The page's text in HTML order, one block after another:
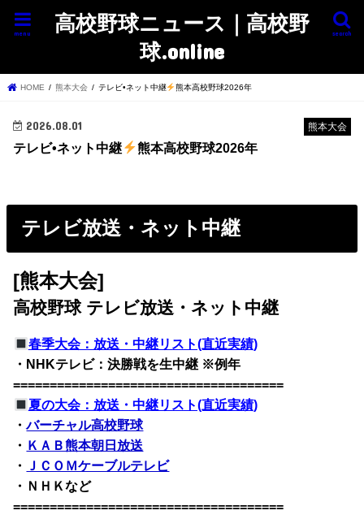
高校野球ニュース｜高校野
球.online
search
menu
HOME 熊本大会 テレビ•ネット中継 熊本高校野球2026年
熊本大会
2026.08.01
テレビ•ネット中継 熊本高校野球2026年
テレビ放送・ネット中継
[熊本大会]
高校野球 テレビ放送・ネット中継
春季大会：放送・中継リスト(直近実績)
・NHKテレビ：決勝戦を生中継 ※例年
=====================================
夏の大会：放送・中継リスト(直近実績)
・バーチャル高校野球
・ ＫＡＢ熊本朝日放送
・
ＪＣＯＭケーブルテレビ
・ＮＨＫなど
=====================================